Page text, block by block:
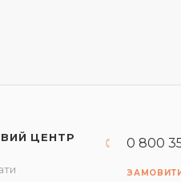
ЦЕНТР 0 800